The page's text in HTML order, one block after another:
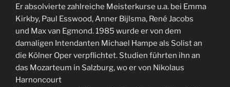
Er absolvierte zahlreiche Meisterkurse u.a. bei Emma
Kirkby, Paul Esswood, Anner Bijlsma, René Jacobs
und Max van Egmond. 1985 wurde er von dem
damaligen Intendanten Michael Hampe als Solist an
die Kölner Oper verpflichtet. Studien führten ihn an
das Mozarteum in Salzburg, wo er von Nikolaus
Harnoncourt